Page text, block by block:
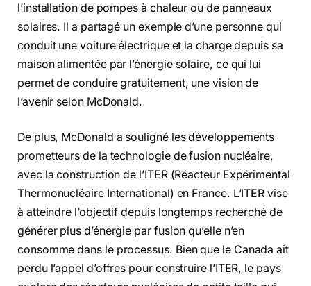
l’installation de pompes à chaleur ou de panneaux
solaires. Il a partagé un exemple d’une personne qui
conduit une voiture électrique et la charge depuis sa
maison alimentée par l’énergie solaire, ce qui lui
permet de conduire gratuitement, une vision de
l’avenir selon McDonald.
De plus, McDonald a souligné les développements
prometteurs de la technologie de fusion nucléaire,
avec la construction de l’ITER (Réacteur Expérimental
Thermonucléaire International) en France. L’ITER vise
à atteindre l’objectif depuis longtemps recherché de
générer plus d’énergie par fusion qu’elle n’en
consomme dans le processus. Bien que le Canada ait
perdu l’appel d’offres pour construire l’ITER, le pays